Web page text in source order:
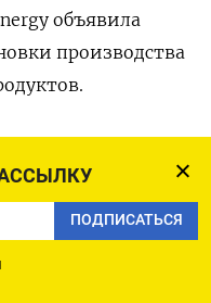
ПОДПИСАТЬСЯ
объявила
производства
в Рас-Лаффане,
заявляла
из своих объектов.